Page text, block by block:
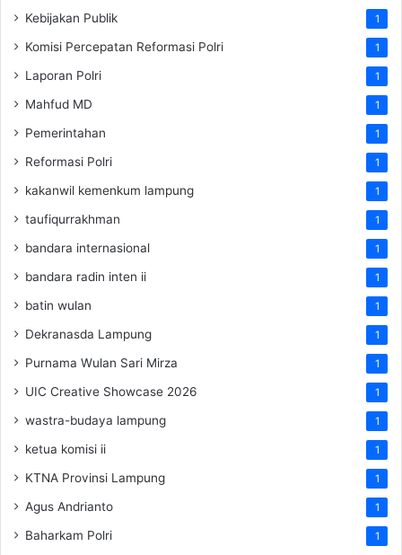
Kebijakan Publik 1
Komisi Percepatan Reformasi Polri 1
Laporan Polri 1
Mahfud MD 1
Pemerintahan 1
Reformasi Polri 1
kakanwil kemenkum lampung 1
taufiqurrakhman 1
bandara internasional 1
bandara radin inten ii 1
batin wulan 1
Dekranasda Lampung 1
Purnama Wulan Sari Mirza 1
UIC Creative Showcase 2026 1
wastra-budaya lampung 1
ketua komisi ii 1
KTNA Provinsi Lampung 1
Agus Andrianto 1
Baharkam Polri 1